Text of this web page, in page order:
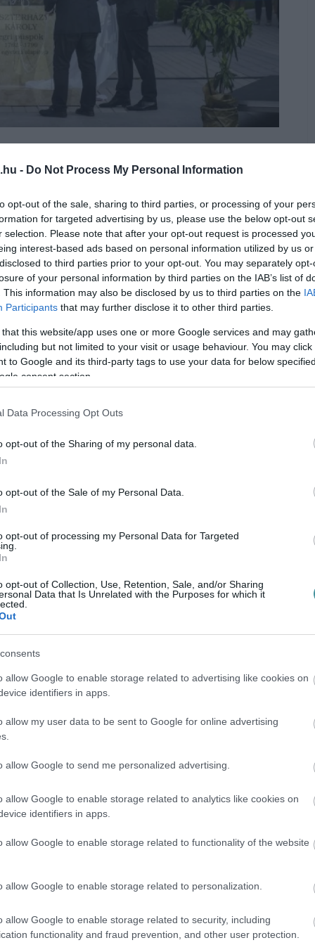
- Do Not Process My Personal Information
opt-out of the sale, sharing to third parties, or processing of your
for targeted advertising by us, please use the below opt-out
selection. Please note that after your opt-out request is processed
interest-based ads based on personal information utilized by us
to third parties prior to your opt-out. You may separately
of your personal information by third parties on the IAB’s list of
This information may also be disclosed by us to third parties on the
Participants that may further disclose it to other third parties.
that this website/app uses one or more Google services and may
but not limited to your visit or usage behaviour. You may
to Google and its third-party tags to use your data for below
consent section.
Data Processing Opt Outs
opt-out of the Sharing of my personal data.
opt-out of the Sale of my Personal Data.
opt-out of processing my Personal Data for Targeted
opt-out of Collection, Use, Retention, Sale, and/or Sharing
Data that Is Unrelated with the Purposes for which it
allow Google to enable storage related to advertising like cookies on
identifiers in apps.
allow my user data to be sent to Google for online advertising
allow Google to send me personalized advertising.
allow Google to enable storage related to analytics like cookies on
identifiers in apps.
allow Google to enable storage related to functionality of the website
allow Google to enable storage related to personalization.
allow Google to enable storage related to security, including
functionality and fraud prevention, and other user protection.
szeptember 30-án adták
támogatásból elkészült, felújított
a tér névadójának,Eszterházy Károly
szobrát, amely Kovács Jenő
Csaba egri érsek, Habis László volt
Károly Egyetem rektora
"az egyetem alapítójaként"
hogy az Eszterházy Károly
Az valóban igaz, hogy a püspök
Líceumot, Az egyetem alapítását
kimondta, hogy
mégpedig a budai. Így az intézmény
Mária Terézia ezt is megvonta),
rangot nem kapott a Líceum. Az
lett egyetemként elismerve.
feliratával, amit Kiss Péter a
hivatkozik Dr. Mészáros István
professzorára, aki egyik
II. József Egerben járt s tárgyalt a
1-én hosszú levélben számolt be
egri nagyprépostjának. Ebben többek
Pestről Egerbe áthelyezni, azt az
képes befogadni az összes
. De hát Pesten vagy Budán egyetlen
lehetséges ez itt, Egerben. A királyi
elvetették, ezzel az egri egyetem ügye a
a megvalósulás
mellett a szerző azt is megjegyzi, hogy